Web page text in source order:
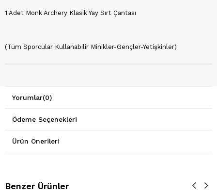
1 Adet Monk Archery Klasik Yay Sırt Çantası
(Tüm Sporcular Kullanabilir Minikler-Gençler-Yetişkinler)
Yorumlar(0)
Ödeme Seçenekleri
Ürün Önerileri
Benzer Ürünler